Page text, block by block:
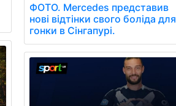
ФОТО. Mercedes представив
нові відтінки свого боліда для
гонки в Сінгапурі.